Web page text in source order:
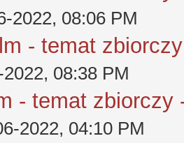
2022, 08:06 PM
- temat
08:38 PM
- temat zbiorczy
2022, 04:10 PM